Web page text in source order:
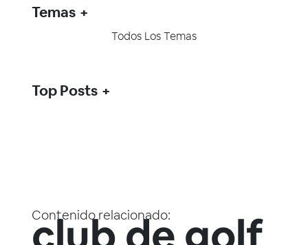
Contenido relacionado:
Temas
Todos Los Temas
Top Posts